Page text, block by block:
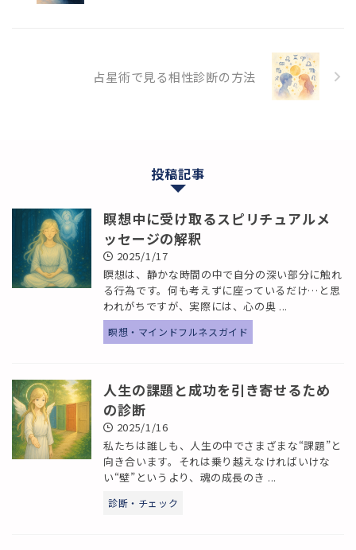
占星術で見る相性診断の方法
投稿記事
瞑想中に受け取るスピリチュアルメ
ッセージの解釈
2025/1/17
瞑想は、静かな時間の中で自分の深い部分に触れ
る行為です。何も考えずに座っているだけ…と思
われがちですが、実際には、心の奥 ...
瞑想・マインドフルネスガイド
人生の課題と成功を引き寄せるため
の診断
2025/1/16
私たちは誰しも、人生の中でさまざまな“課題”と
向き合います。それは乗り越えなければいけな
い“壁”というより、魂の成長のき ...
診断・チェック